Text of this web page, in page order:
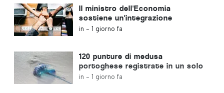
Il ministro dell'Economia
sostiene un'integrazione
regolamentata e garantisce un
in - 1 giorno fa
120 punture di medusa
portoghese registrate in un solo
giorno
in - 1 giorno fa